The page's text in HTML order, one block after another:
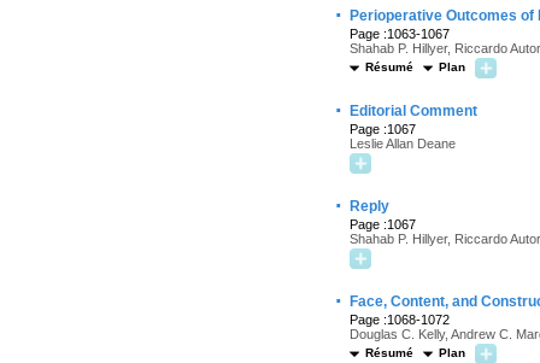
· Perioperative Outcomes
Page :1063-1067
Shahab P. Hillyer, Riccardo
Résumé Plan
· Editorial Comment
Page :1067
Leslie Allan Deane
· Reply
Page :1067
Shahab P. Hillyer, Riccardo
· Face, Content, and
Page :1068-1072
Douglas C. Kelly, Andrew C.
Résumé Plan